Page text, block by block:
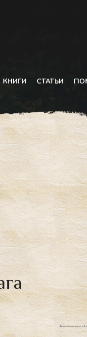
КНИГИ СТАТЬИ
Физическое тело для мага.